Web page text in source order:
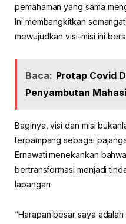
pemahaman yang sama
Ini membangkitkan
mewujudkan visi-misi ini
Baca: Protap Covid
Penyambutan
Baginya, visi dan misi
terpampang sebagai
Ernawati menekankan
bertransformasi menjadi
lapangan.
“Harapan besar saya